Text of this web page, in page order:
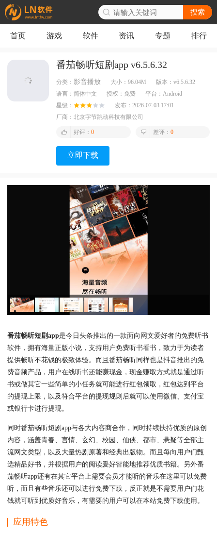
搜索
首页 游戏 软件 资讯 专题 排行
番茄畅听短剧app v6.5.6.32
分类： 影音播放 大小： 96.04M 版本： v6.5.6.32
语言： 简体中文 授权： 免费 平台： Android
星级：
发布： 2026-07-03 17:01
厂商： 北京字节跳动科技有限公司
好评： 0 差评： 0
立即下载
番茄畅听短剧app是今日头条推出的一款面向网文爱好者的免费听书
软件，拥有海量正版小说，支持用户免费听书看书，致力于为读者
提供畅听不花钱的极致体验。而且番茄畅听同样也是抖音推出的免
费音频产品，用户在线听书还能赚现金，现金赚取方式就是通过听
书或做其它一些简单的小任务就可能进行红包领取，红包达到平台
的提现上限，以及符合平台的提现规则后就可以使用微信、支付宝
或银行卡进行提现。
同时番茄畅听短剧app与各大内容商合作，同时持续扶持优质的原创
内容，涵盖青春、言情、玄幻、校园、仙侠、都市、悬疑等全部主
流网文类型，以及大量热剧原著和经典出版物。而且每向用户们甄
选精品好书，并根据用户的阅读爰好智能地推荐优质书籍。另外番
茄畅听app还有在其它平台上需要会员才能听的音乐在这里可以免费
听，而且有些音乐还可以进行免费下载，反正就是不需要用户们花
钱就可听到优质好音乐，有需要的用户可以在本站免费下载使用。
应用特色